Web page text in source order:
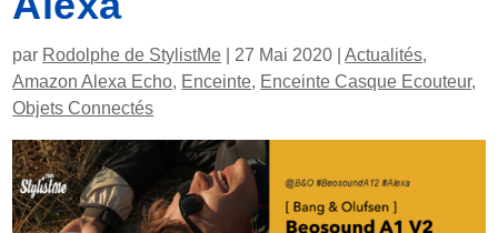
par Rodolphe de StylistMe 27 Mai 2020 |Actualités,
Amazon Alexa Echo, Enceinte, Enceinte Casque Ecouteur,
Objets Connectés